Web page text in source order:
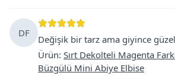
DF
Değişik bir tarz ama giyince
Ürün: Sırt Dekolteli Magenta
Büzgülü Mini Abiye Elbise